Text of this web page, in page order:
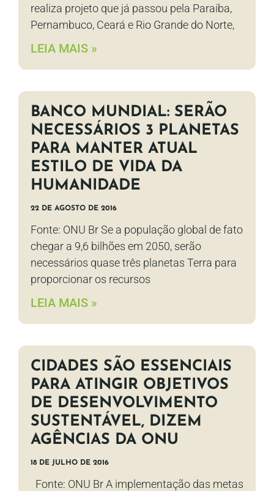
realiza projeto que já passou pela Paraíba,
Pernambuco, Ceará e Rio Grande do Norte,
LEIA MAIS »
BANCO MUNDIAL: SERÃO
NECESSÁRIOS 3 PLANETAS
PARA MANTER ATUAL
ESTILO DE VIDA DA
HUMANIDADE
22 DE AGOSTO DE 2016
Fonte: ONU Br Se a população global de fato
chegar a 9,6 bilhões em 2050, serão
necessários quase três planetas Terra para
proporcionar os recursos
LEIA MAIS »
CIDADES SÃO ESSENCIAIS
PARA ATINGIR OBJETIVOS
DE DESENVOLVIMENTO
SUSTENTÁVEL, DIZEM
AGÊNCIAS DA ONU
18 DE JULHO DE 2016
Fonte: ONU Br A implementação das metas